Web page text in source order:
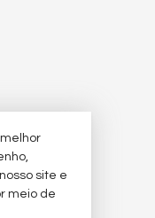
site e
meio de